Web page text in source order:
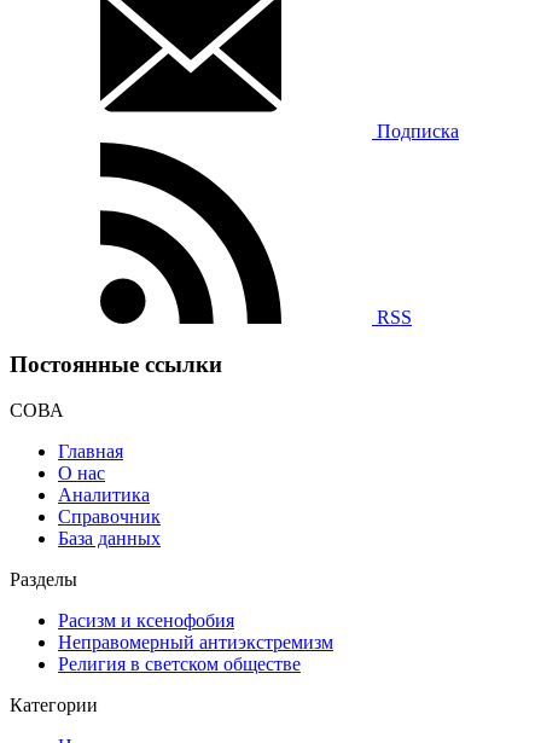
Подписка
RSS
Постоянные ссылки
СОВА
Главная
О нас
Аналитика
Справочник
База данных
Разделы
Расизм и ксенофобия
Неправомерный антиэкстремизм
Религия в светском обществе
Категории